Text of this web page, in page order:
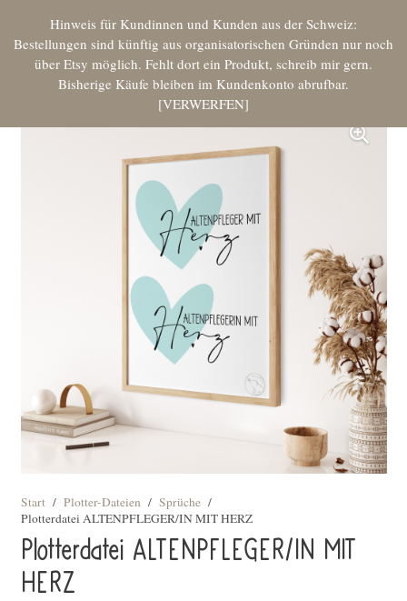
Hinweis für Kundinnen und Kunden aus der Schweiz:
Bestellungen sind künftig aus organisatorischen Gründen nur noch
über Etsy möglich. Fehlt dort ein Produkt, schreib mir gern.
Bisherige Käufe bleiben im Kundenkonto abrufbar.
VERWERFEN
Start / Plotter-Dateien / Sprüche /
Plotterdatei ALTENPFLEGER/IN MIT HERZ
Plotterdatei ALTENPFLEGER/IN MIT
HERZ